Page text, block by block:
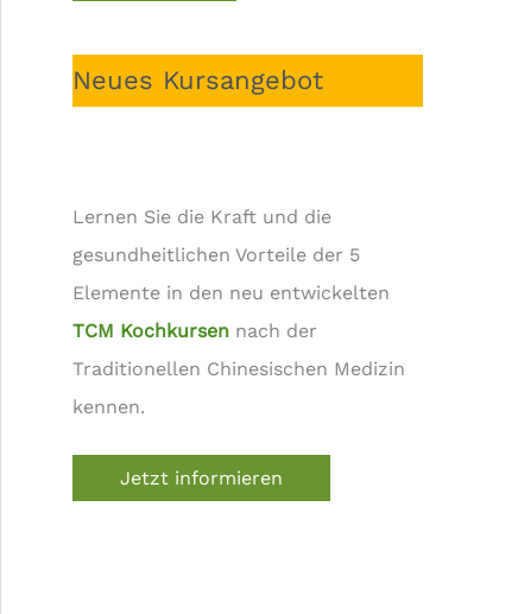
der Ersatzkassen
Neues Kursangebot
Lernen Sie die Kraft und die
gesundheitlichen Vorteile der 5
Elemente in den neu entwickelten
TCM Kochkursen nach der
Traditionellen Chinesischen Medizin
kennen.
Jetzt informieren